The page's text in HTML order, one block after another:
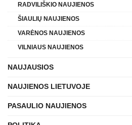
RADVILIŠKIO NAUJIENOS
ŠIAULIŲ NAUJIENOS
VARĖNOS NAUJIENOS
VILNIAUS NAUJIENOS
NAUJAUSIOS
NAUJIENOS LIETUVOJE
PASAULIO NAUJIENOS